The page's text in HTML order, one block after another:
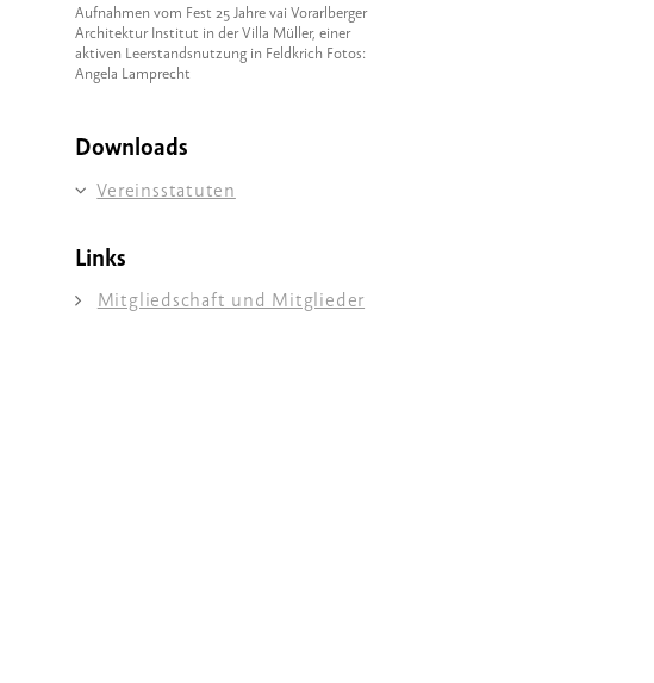
Aufnahmen vom Fest 25 Jahre vai Vorarlberger
Architektur Institut in der Villa Müller, einer
aktiven Leerstandsnutzung in Feldkrich Fotos:
Angela Lamprecht
Downloads
Vereinsstatuten
Links
Mitgliedschaft und Mitglieder